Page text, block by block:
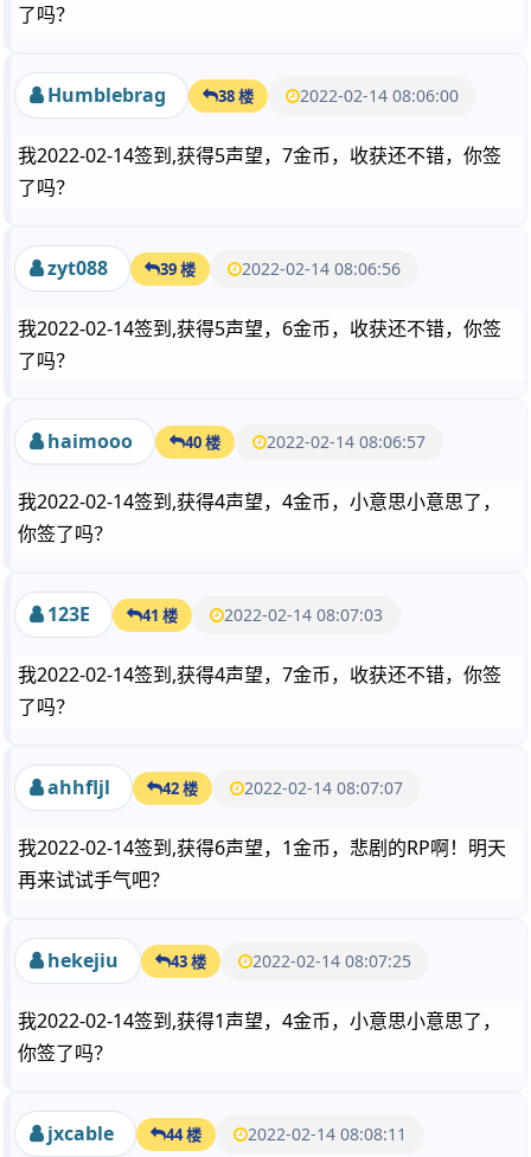
了吗？
Humblebrag 38 楼 2022-02-14 08:06:00
我2022-02-14签到,获得5声望，7金币，收获还不错，你签
了吗？
zyt088 39 楼 2022-02-14 08:06:56
我2022-02-14签到,获得5声望，6金币，收获还不错，你签
了吗？
haimooo 40 楼 2022-02-14 08:06:57
我2022-02-14签到,获得4声望，4金币，小意思小意思了，
你签了吗？
123E 41 楼 2022-02-14 08:07:03
我2022-02-14签到,获得4声望，7金币，收获还不错，你签
了吗？
ahhfljl 42 楼 2022-02-14 08:07:07
我2022-02-14签到,获得6声望，1金币，悲剧的RP啊！明天
再来试试手气吧？
hekejiu 43 楼 2022-02-14 08:07:25
我2022-02-14签到,获得1声望，4金币，小意思小意思了，
你签了吗？
jxcable 44 楼 2022-02-14 08:08:11